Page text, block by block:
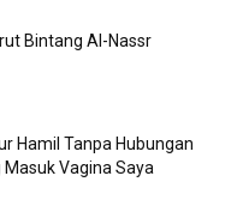
Bintang Al-Nassr
Hamil Tanpa Hubungan
Vagina Saya